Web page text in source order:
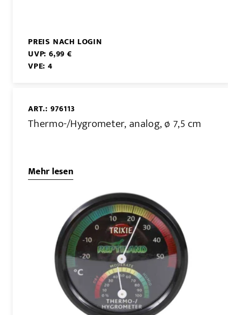
PREIS NACH LOGIN
UVP: 6,99 €
VPE: 4
ART.: 976113
Thermo-/Hygrometer, analog, ø 7,5 cm
Mehr lesen